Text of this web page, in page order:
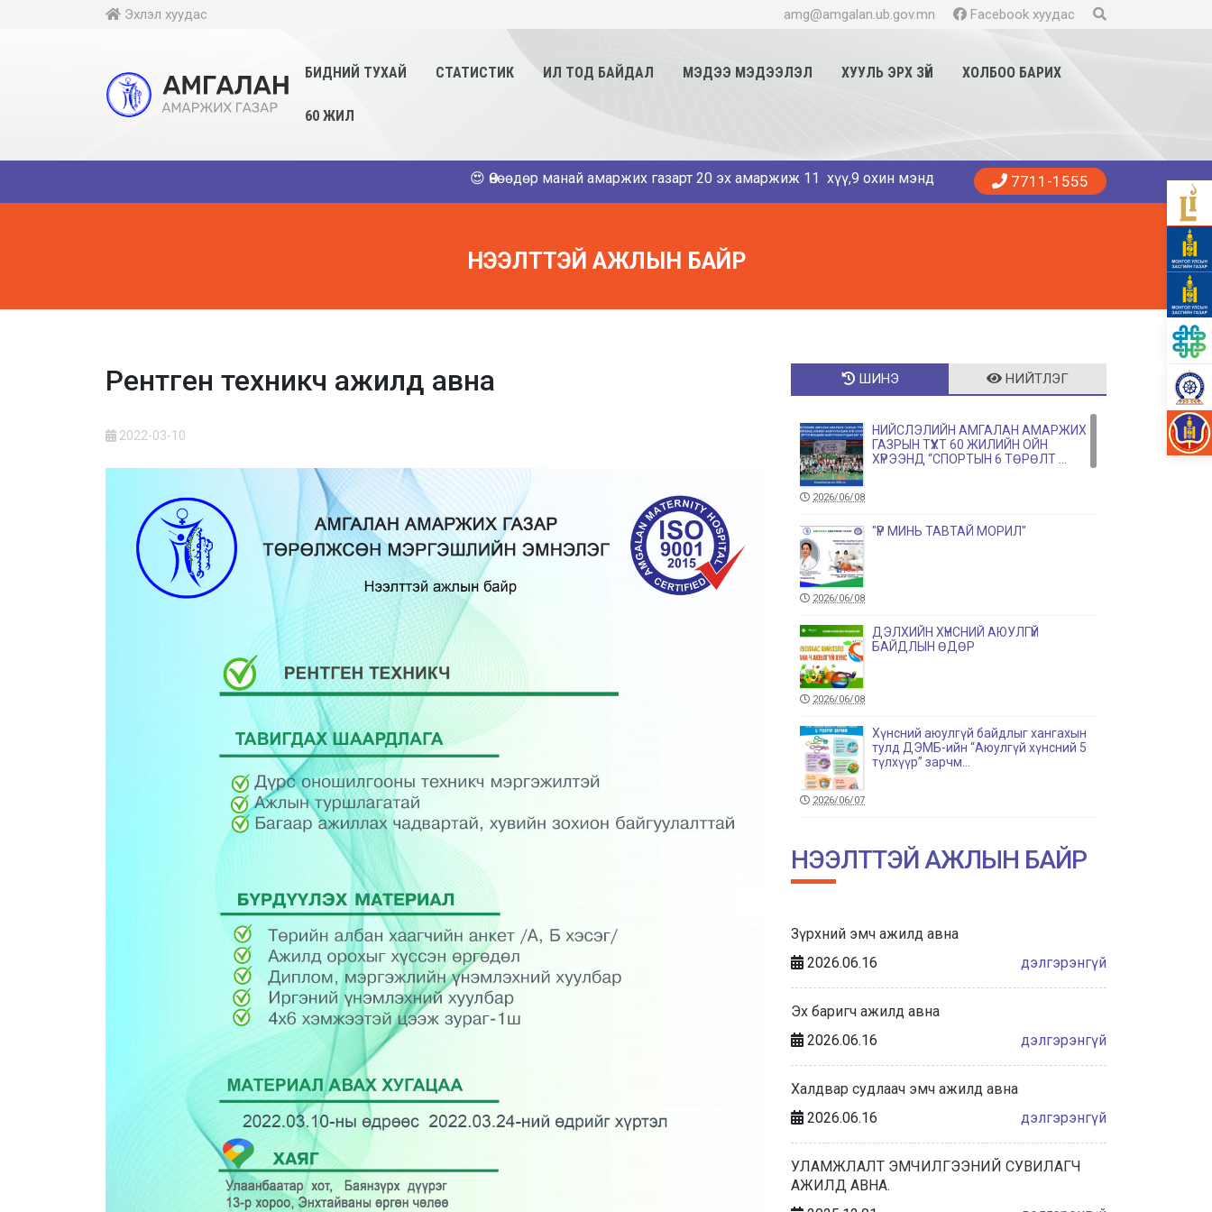
Эхлэл хуудас amg@amgalan.ub.gov.mn Facebook хуудас
БИДНИЙ ТУХАЙ СТАТИСТИК ИЛ ТОД БАЙДАЛ МЭДЭЭ МЭДЭЭЛЭЛ ХУУЛЬ ЭРХ ЗҮЙ ХОЛБОО БАРИХ
60 ЖИЛ
😍 Өнөөдөр манай амаржих газарт 20 эх амаржиж 11 хүү,9 охин мэндэллээ. Танд эрүүл энхийг хүсье. 😍👨‍⚕️👩‍⚕️🏥
7711-1555
НЭЭЛТТЭЙ АЖЛЫН БАЙР
Рентген техникч ажилд авна
2022-03-10
ШИНЭ НИЙТЛЭГ
НИЙСЛЭЛИЙН АМГАЛАН АМАРЖИХ
ГАЗРЫН ТҮҮХТ 60 ЖИЛИЙН ОЙН
ХҮРЭЭНД “СПОРТЫН 6 ТӨРӨЛТ ...
2026/06/08
"ҮР МИНЬ ТАВТАЙ МОРИЛ"
2026/06/08
ДЭЛХИЙН ХҮНСНИЙ АЮУЛГҮЙ
БАЙДЛЫН ӨДӨР
2026/06/08
Хүнсний аюулгүй байдлыг хангахын
тулд ДЭМБ-ийн “Аюулгүй хүнсний 5
түлхүүр” зарчм...
2026/06/07
ГАЗРЫН ТҮҮХТ 60 ЖИЛИЙН ОЙН
ХҮРЭЭНД ЗОХИОН БАЙГУУЛАГДА...
Халдвар сэргийлэлт хяналтын
2026/05/28
“ЭХИЙН СҮҮНИЙ НӨӨЦИЙН БАНКНЫ ҮЙЛ
АЖИЛЛАГААНЫ ЖУРАМ”-Д САНАЛ
АВАХ ХЭЛЭЛЦҮҮЛЭГТ ОР...
НЭЭЛТТЭЙ АЖЛЫН БАЙР
Зүрхний эмч ажилд авна
2026.06.16
дэлгэрэнгүй
Эх баригч ажилд авна
2026.06.16
дэлгэрэнгүй
Халдвар судлаач эмч ажилд авна
2026.06.16
дэлгэрэнгүй
УЛАМЖЛАЛТ ЭМЧИЛГЭЭНИЙ СУВИЛАГЧ
АЖИЛД АВНА.